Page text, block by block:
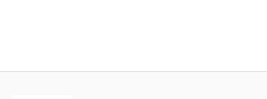
navigatie